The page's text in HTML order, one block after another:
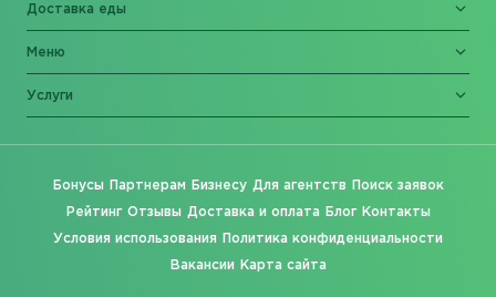
Доставка еды
Меню
Услуги
Бонусы Партнерам Бизнесу Для агентств Поиск заявок
Рейтинг Отзывы Доставка и оплата Блог Контакты
Условия использования Политика конфиденциальности
Вакансии Карта сайта